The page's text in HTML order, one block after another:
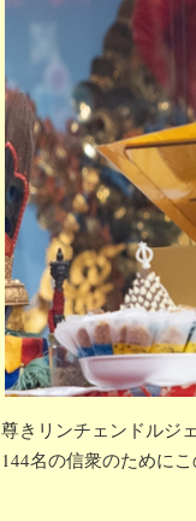
尊きリンチェンドルジ
144名の信衆のために